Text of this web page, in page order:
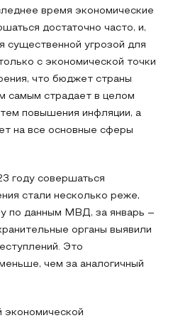
время экономические
достаточно часто, и,
существенной угрозой для
с экономической точки
что бюджет страны
самым страдает в целом
повышения инфляции, а
на все основные сферы
году совершаться
стали несколько реже,
по данным МВД, за январь –
органы выявили
Это
чем за аналогичный
экономической